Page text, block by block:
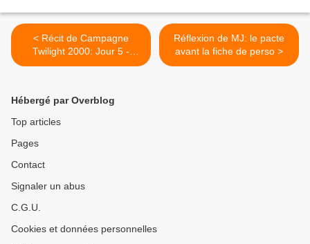
< Récit de Campagne
Twilight 2000: Jour 5 -
Septicémie...et morale
Réflexion de MJ: le pacte
avant la fiche de perso >
Hébergé par Overblog
Top articles
Pages
Contact
Signaler un abus
C.G.U.
Cookies et données personnelles